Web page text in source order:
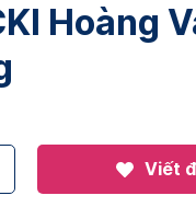
Hoàng
Viết